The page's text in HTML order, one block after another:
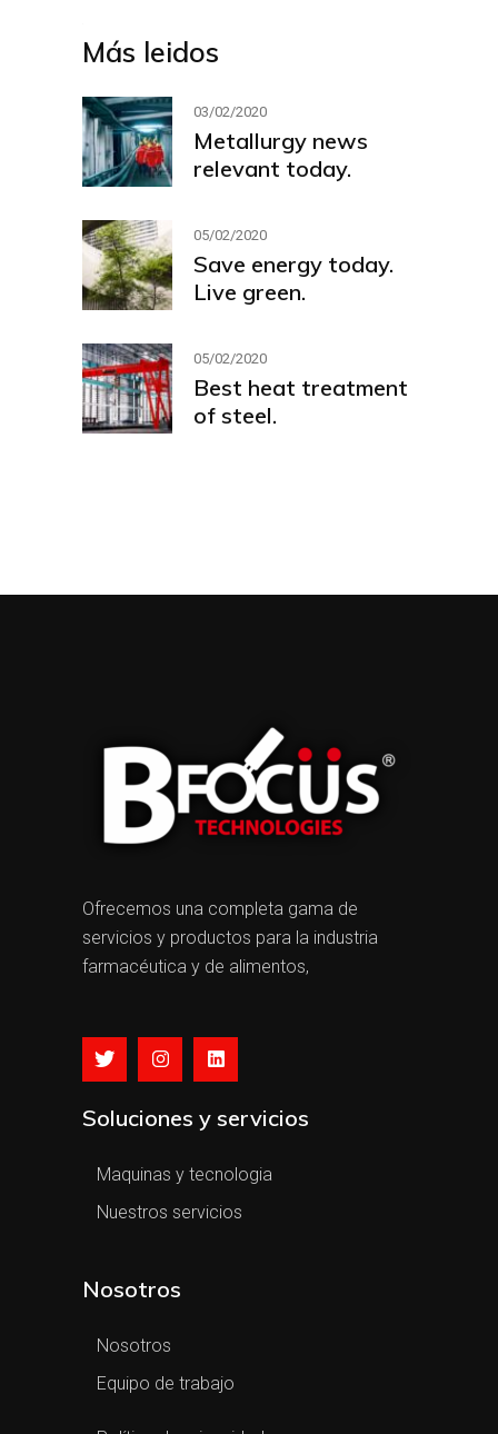
Más leidos
03/02/2020
Metallurgy news
relevant today.
05/02/2020
Save energy today.
Live green.
05/02/2020
Best heat treatment
of steel.
Ofrecemos una completa gama de
servicios y productos para la industria
farmacéutica y de alimentos,
Soluciones y servicios
Maquinas y tecnologia
Nuestros servicios
Nosotros
Nosotros
Equipo de trabajo